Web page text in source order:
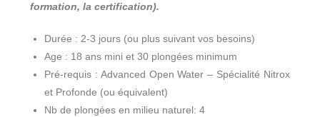
formation, la certification).
Durée : 2-3 jours (ou plus suivant vos besoins)
Age : 18 ans mini et 30 plongées minimum
Pré-requis : Advanced Open Water – Spécialité Nitrox
et Profonde (ou équivalent)
Nb de plongées en milieu naturel: 4